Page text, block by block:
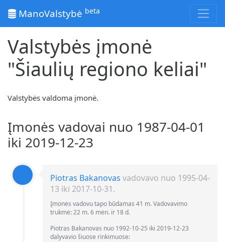
ManoValstybė beta
Valstybės įmonė
"Šiaulių regiono keliai"
Valstybės valdoma įmonė.
Įmonės vadovai nuo 1987-04-01
iki 2019-12-23
Piotras Bakanovas vadovavo nuo 1995-04-
13 iki 2017-10-31.
Įmonės vadovu tapo būdamas 41 m. Vadovavimo
trukmė: 22 m. 6 mėn. ir 18 d.
Piotras Bakanovas nuo 1992-10-25 iki 2019-12-23
dalyvavio šiuose rinkimuose: